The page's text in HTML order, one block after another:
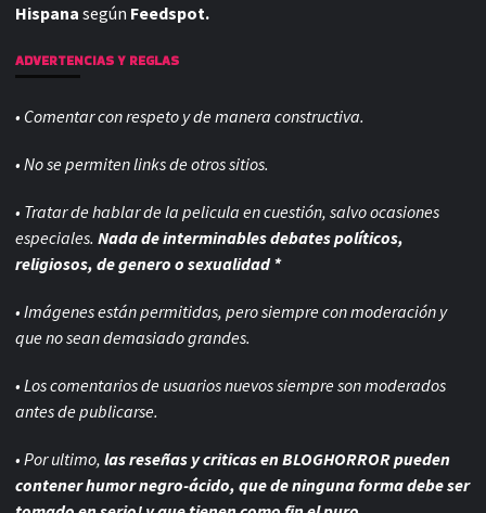
Hispana según Feedspot.
ADVERTENCIAS Y REGLAS
• Comentar con respeto y de manera constructiva.
• No se permiten links de otros sitios.
• Tratar de hablar de la pelicula en cuestión, salvo ocasiones
especiales. Nada de interminables debates políticos,
religiosos, de genero o sexualidad *
• Imágenes están permitidas, pero siempre conmoderación y
que no sean demasiado grandes.
• Los comentarios de usuarios nuevos siempre son moderados
antes de publicarse.
• Por ultimo, las reseñas y criticas en BLOGHORROR pueden
contener humor negro-ácido, que de ninguna forma debe ser